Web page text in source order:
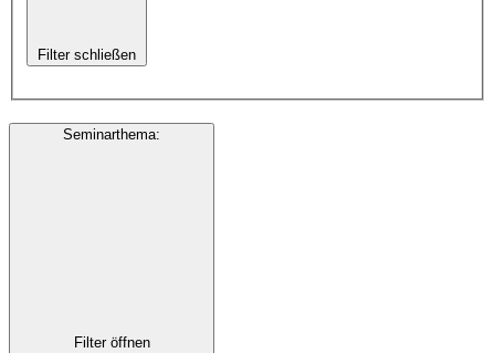
Filter schließen
Seminarthema:
Filter öffnen